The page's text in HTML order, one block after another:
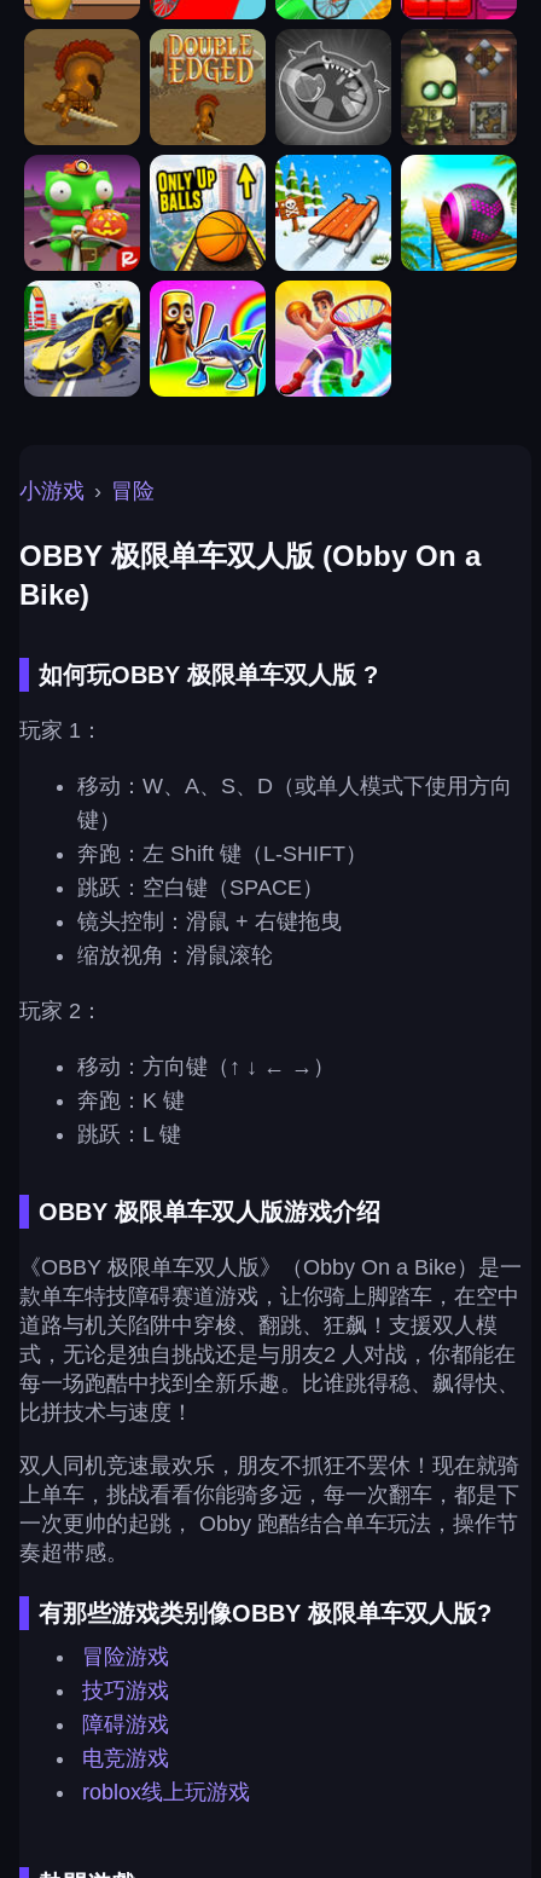
小游戏 › 冒险
OBBY 极限单车双人版 (Obby On a
Bike)
如何玩OBBY 极限单车双人版 ?
玩家 1：
移动：W、A、S、D（或单人模式下使用方向
键）
奔跑：左 Shift 键（L-SHIFT）
跳跃：空白键（SPACE）
镜头控制：滑鼠 + 右键拖曳
缩放视角：滑鼠滚轮
玩家 2：
移动：方向键（↑ ↓ ← →）
奔跑：K 键
跳跃：L 键
OBBY 极限单车双人版游戏介绍
《OBBY 极限单车双人版》（Obby On a Bike）是一
款单车特技障碍赛道游戏，让你骑上脚踏车，在空中
道路与机关陷阱中穿梭、翻跳、狂飙！支援双人模
式，无论是独自挑战还是与朋友2 人对战，你都能在
每一场跑酷中找到全新乐趣。比谁跳得稳、飙得快、
比拼技术与速度！
双人同机竞速最欢乐，朋友不抓狂不罢休！现在就骑
上单车，挑战看看你能骑多远，每一次翻车，都是下
一次更帅的起跳， Obby 跑酷结合单车玩法，操作节
奏超带感。
有那些游戏类别像OBBY 极限单车双人版?
冒险游戏
技巧游戏
障碍游戏
电竞游戏
roblox线上玩游戏